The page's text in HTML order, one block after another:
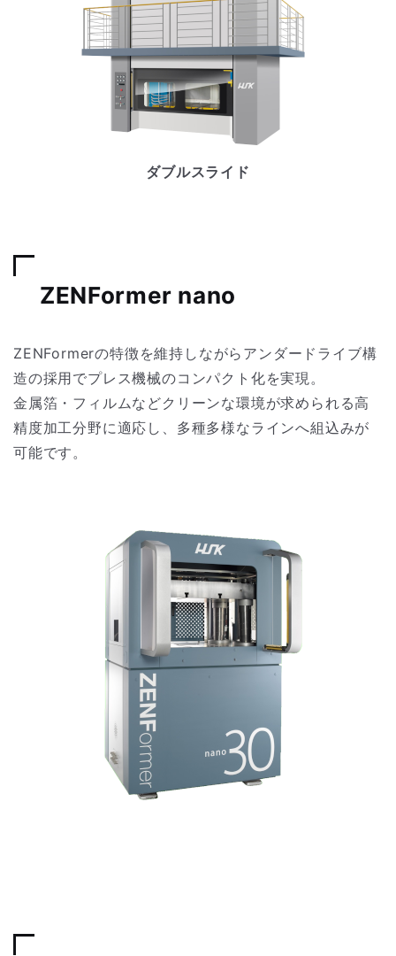
ダブルスライド
ZENFormer nano
ZENFormerの特徴を維持しながらアンダードライブ構
造の採用でプレス機械のコンパクト化を実現。
金属箔・フィルムなどクリーンな環境が求められる高
精度加工分野に適応し、多種多様なラインへ組込みが
可能です。